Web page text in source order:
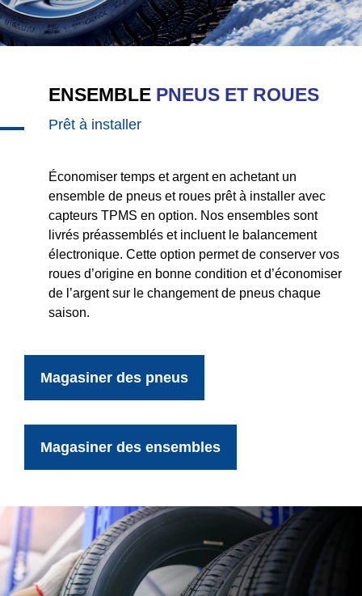
ENSEMBLE PNEUS ET ROUES
Prêt à installer
Économiser temps et argent en achetant un
ensemble de pneus et roues prêt à installer avec
capteurs TPMS en option. Nos ensembles sont
livrés préassemblés et incluent le balancement
électronique. Cette option permet de conserver vos
roues d’origine en bonne condition et d’économiser
de l’argent sur le changement de pneus chaque
saison.
Magasiner des pneus
Magasiner des ensembles